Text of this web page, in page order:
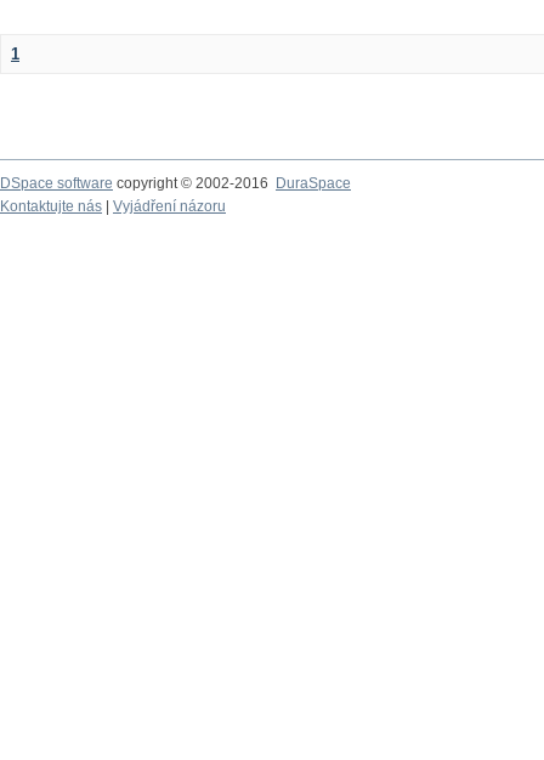
1
DSpace software copyright © 2002-2016
DuraSpace
Kontaktujte nás
Vyjádření názoru